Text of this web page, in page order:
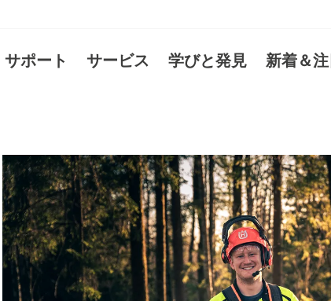
サポート サービス 学びと発見 新着＆